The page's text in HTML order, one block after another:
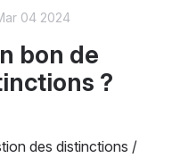
04 2024
bon de
?
des distinctions /